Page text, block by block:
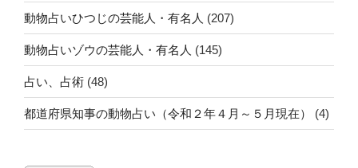
動物占いひつじの芸能人・有名人 (207)
動物占いゾウの芸能人・有名人 (145)
占い、占術 (48)
都道府県知事の動物占い（令和２年４月～５月現在） (4)